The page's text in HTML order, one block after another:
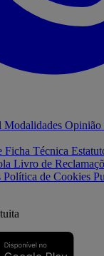
Modalidades Opinião
Ficha Técnica
Livro de
Política de Cookies